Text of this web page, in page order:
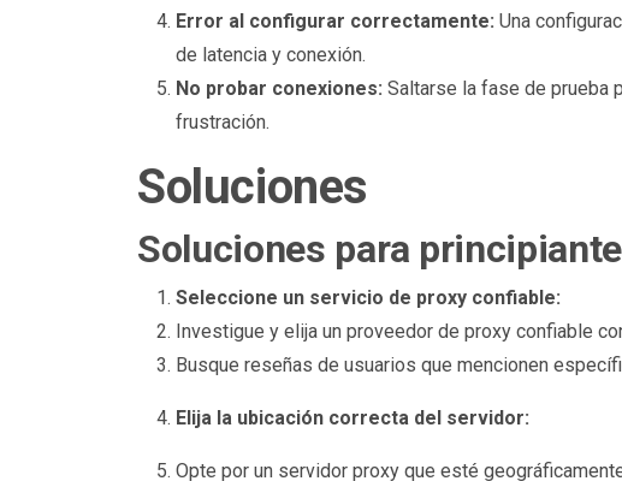
Error al configurar correctamente: Una
de latencia y conexión.
No probar conexiones: Saltarse la fase de prueba
frustración.
Soluciones
Soluciones para
Seleccione un servicio de proxy confiable:
Investigue y elija un proveedor de proxy confiable
Busque reseñas de usuarios que mencionen
Elija la ubicación correcta del servidor:
Opte por un servidor proxy que esté